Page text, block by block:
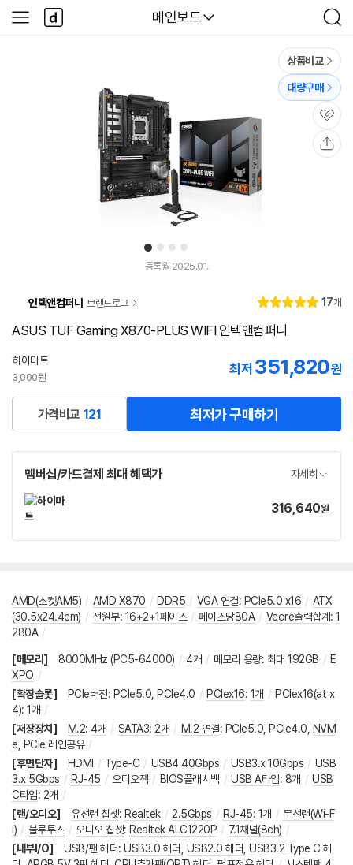
다나와
메인보드
검
색
사
이
다
나
와
1 2 3 4
튜
상품비교
대량구매
관
심
등록월 2025.01.
인텍앤컴퍼니 브랜드로그
별
5.
리
17개
ASUS TUF Gaming X870-PLUS WIFI 인텍앤컴퍼니
하이마트
3,000원
최저 351,820원
가격비교 121 최저가 구매하기
멤버십/카드결제 최대 혜택가 자세히
가
316,640원
AMD(소켓AM5) / AMD X870 / DDR5 / VGA 연결: PCIe5.0 x16 / ATX
(30.5x24.4cm) / 전원부: 16+2+1페이즈 / 페이즈당80A / Vcore출력합계 : 1
280A /
[메모리] 8000MHz (PC5-64000) / 4개 / 메모리 용량: 최대 192GB / E
XPO /
[확장슬롯]
PCIe버전: PCIe5.0 PCIe4.0 / PCIex16: 1개 / PCIex16(at x
4): 1개 /
[저장장치]
M.2: 4개 / SATA3: 2개 / M.2 연결: PCIe5.0 PCIe4.0
NVM
e
PCIe 레인공유 /
[후면단자]
HDMI / Type-C / USB4 40Gbps / USB3.x 10Gbps / USB
3.x 5Gbps / RJ-45 / 오디오잭 / BIOS플래시백 / USB A타입: 8개 / USB
C타입: 2개 /
[랜/오디오]
유선랜 칩셋: Realtek / 2.5Gbps / RJ-45: 1개 / 무선랜(Wi-F
i) / 블루투스 / 오디오 칩셋: Realtek ALC1220P / 7.1채널(8ch) /
[내부I/O]
USB/팬 헤더: USB3.0 헤더 USB2.0 헤더 USB3.2 Type C 헤